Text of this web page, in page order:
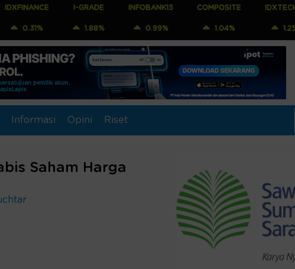
I-GRADE
1.88%
INFOBANK15
0.99%
COMPOSITE
1.04%
IDXTECHNO
Informasi Opini Riset
Saham Harga